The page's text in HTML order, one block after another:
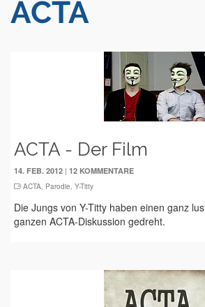
ACTA
ACTA - Der Film
14. FEB. 2012 | 12 KOMMENTARE
ACTA, Parodie, Y-Titty
Die Jungs von Y-Titty haben einen ganz
ganzen ACTA-Diskussion gedreht.